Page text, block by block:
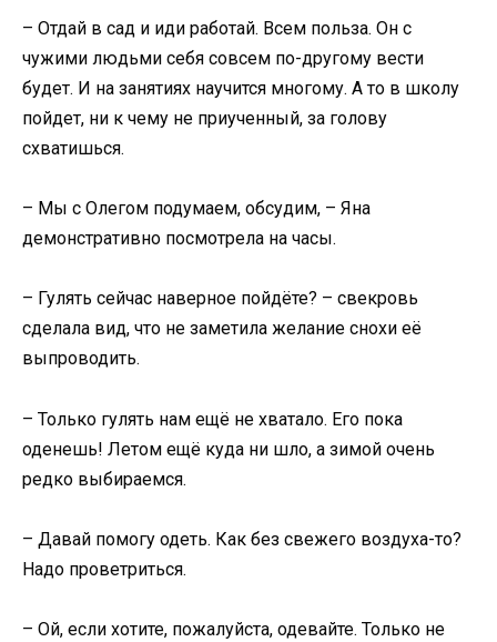
– Отдай в сад и иди работай. Всем польза. Он с
чужими людьми себя совсем по-другому вести
будет. И на занятиях научится многому. А то в школу
пойдет, ни к чему не приученный, за голову
схватишься.
– Мы с Олегом подумаем, обсудим, – Яна
демонстративно посмотрела на часы.
– Гулять сейчас наверное пойдёте? – свекровь
сделала вид, что не заметила желание снохи её
выпроводить.
– Только гулять нам ещё не хватало. Его пока
оденешь! Летом ещё куда ни шло, а зимой очень
редко выбираемся.
– Давай помогу одеть. Как без свежего воздуха-то?
Надо проветриться.
– Ой, если хотите, пожалуйста, одевайте. Только не